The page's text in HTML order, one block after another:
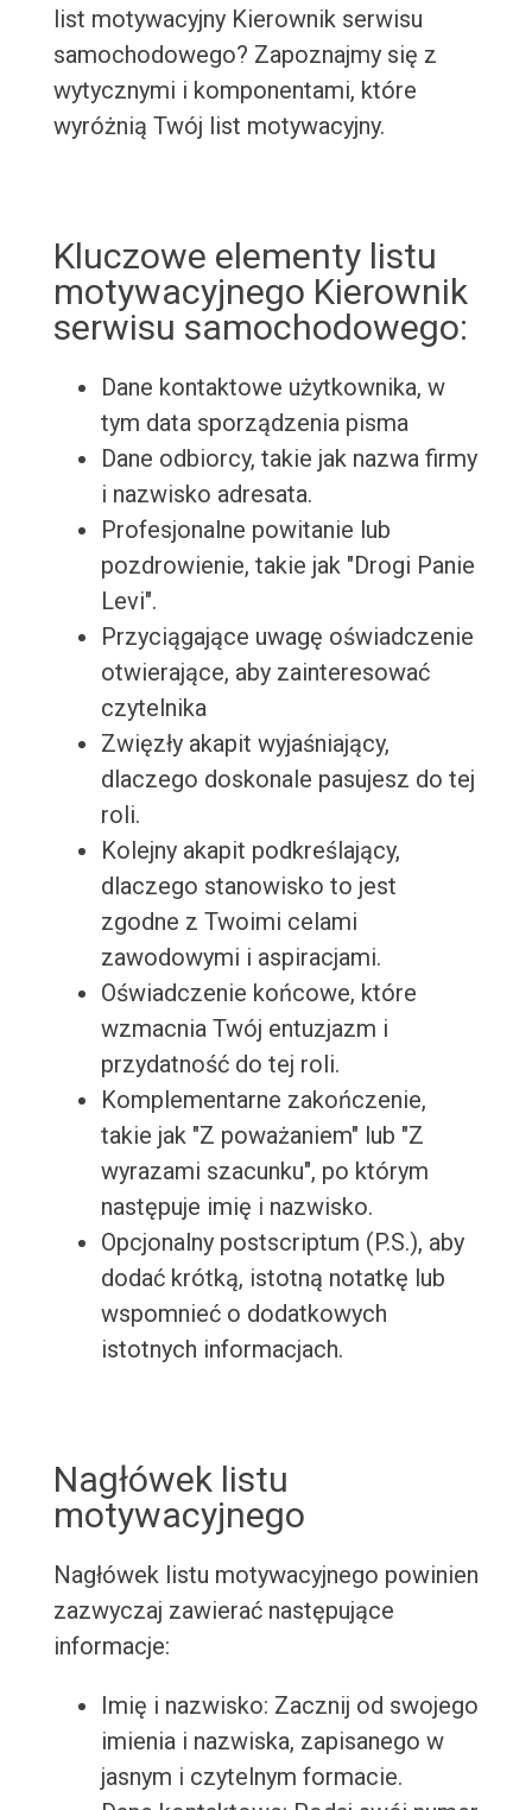
list motywacyjny Kierownik serwisu
samochodowego? Zapoznajmy się z
wytycznymi i komponentami, które
wyróżnią Twój list motywacyjny.
Kluczowe elementy listu
motywacyjnego Kierownik
serwisu samochodowego:
Dane kontaktowe użytkownika, w
tym data sporządzenia pisma
Dane odbiorcy, takie jak nazwa firmy
i nazwisko adresata.
Profesjonalne powitanie lub
pozdrowienie, takie jak "Drogi Panie
Levi".
Przyciągające uwagę oświadczenie
otwierające, aby zainteresować
czytelnika
Zwięzły akapit wyjaśniający,
dlaczego doskonale pasujesz do tej
roli.
Kolejny akapit podkreślający,
dlaczego stanowisko to jest
zgodne z Twoimi celami
zawodowymi i aspiracjami.
Oświadczenie końcowe, które
wzmacnia Twój entuzjazm i
przydatność do tej roli.
Komplementarne zakończenie,
takie jak "Z poważaniem" lub "Z
wyrazami szacunku", po którym
następuje imię i nazwisko.
Opcjonalny postscriptum (P.S.), aby
dodać krótką, istotną notatkę lub
wspomnieć o dodatkowych
istotnych informacjach.
Nagłówek listu
motywacyjnego
Nagłówek listu motywacyjnego powinien
zazwyczaj zawierać następujące
informacje:
Imię i nazwisko: Zacznij od swojego
imienia i nazwiska, zapisanego w
jasnym i czytelnym formacie.